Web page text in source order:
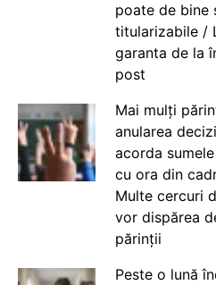
poate de bine
titularizabile /
garanta de la
post
Mai mulți
anularea
acorda
cu ora din
Multe cercuri
vor dispărea
părinții
Peste o lună